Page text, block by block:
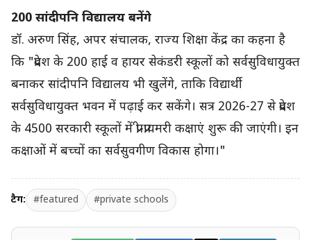
200 सांदीपनि विद्यालय बनेंगे
डॉ. अरुण सिंह, अपर संचालक, राज्य शिक्षा केंद्र का कहना है
कि "प्रदेश के 200 हाई व हायर सेकंडरी स्कूलों को सर्वसुविधायुक्त
बनाकर सांदीपनि विद्यालय भी खुलेंगे, ताकि विद्यार्थी
सर्वसुविधायुक्त भवन में पढ़ाई कर सकेंगे। सत्र 2026-27 से प्रदेश
के 4500 सरकारी स्कूलों में प्री-प्रायमरी कक्षाएं शुरू की जाएंगी। इन
कक्षाओं में बच्चों का सर्वसुवगीण विकास होगा।"
टैग: #featured #private schools